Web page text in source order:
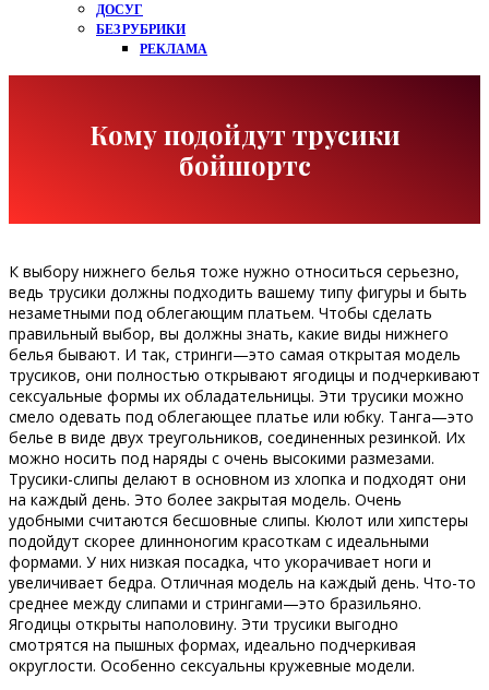
ДОСУГ
БЕЗ РУБРИКИ
РЕКЛАМА
Кому подойдут трусики
бойшортс
К выбору нижнего белья тоже нужно относиться серьезно,
ведь трусики должны подходить вашему типу фигуры и быть
незаметными под облегающим платьем. Чтобы сделать
правильный выбор, вы должны знать, какие виды нижнего
белья бывают. И так, стринги—это самая открытая модель
трусиков, они полностью открывают ягодицы и подчеркивают
сексуальные формы их обладательницы. Эти трусики можно
смело одевать под облегающее платье или юбку. Танга—это
белье в виде двух треугольников, соединенных резинкой. Их
можно носить под наряды с очень высокими размезами.
Трусики-слипы делают в основном из хлопка и подходят они
на каждый день. Это более закрытая модель. Очень
удобными считаются бесшовные слипы. Кюлот или хипстеры
подойдут скорее длинноногим красоткам с идеальными
формами. У них низкая посадка, что укорачивает ноги и
увеличивает бедра. Отличная модель на каждый день. Что-то
среднее между слипами и стрингами—это бразильяно.
Ягодицы открыты наполовину. Эти трусики выгодно
смотрятся на пышных формах, идеально подчеркивая
округлости. Особенно сексуальны кружевные модели.